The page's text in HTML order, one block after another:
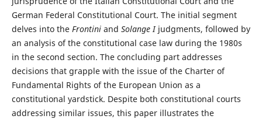
German Federal Constitutional Court. The initial segment
delves into the Frontiniand Solange Ijudgments, followed by
an analysis of the constitutional case law during the 1980s
in the second section. The concluding part addresses
decisions that grapple with the issue of the Charter of
Fundamental Rights of the European Union as a
constitutional yardstick. Despite both constitutional courts
addressing similar issues, this paper illustrates the